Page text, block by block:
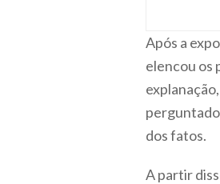
Após a
elencou os
dos fatos.
A partir